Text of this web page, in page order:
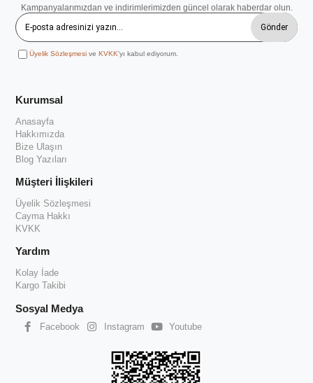
Kampanyalarımızdan ve indirimlerimizden güncel olarak haberdar olun.
Gönder
Üyelik Sözleşmesi veKVKK'yı kabul ediyorum.
Kurumsal
Anasayfa
Hakkımızda
Bize Ulaşın
Blog Yazıları
Müşteri İlişkileri
Üyelik Sözleşmesi
Cayma Hakkı
KVKK
Yardım
Kolay İade
Kargo Takibi
Sosyal Medya
Facebook Instagram Youtube